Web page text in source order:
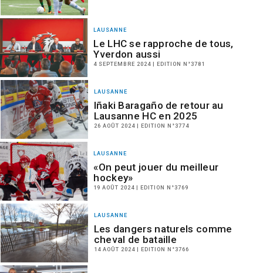
LAUSANNE
Le LHC se rapproche de tous,
Yverdon aussi
4 SEPTEMBRE 2024 | EDITION N°3781
LAUSANNE
Iñaki Baragaño de retour au
Lausanne HC en 2025
26 AOÛT 2024 | EDITION N°3774
LAUSANNE
«On peut jouer du meilleur
hockey»
19 AOÛT 2024 | EDITION N°3769
LAUSANNE
Les dangers naturels comme
cheval de bataille
14 AOÛT 2024 | EDITION N°3766